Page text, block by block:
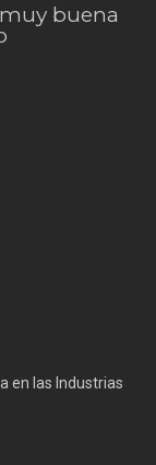
buena
en las Industrias